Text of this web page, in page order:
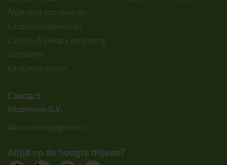
Algemene voorwaarden
Kitcentrum berichten
Cookies & privacy verklaring
Disclaimer
Kit cursus volgen
Contact
Kitcentrum B.V.
Alle contactgegevens >
Altijd op de hoogte blijven?